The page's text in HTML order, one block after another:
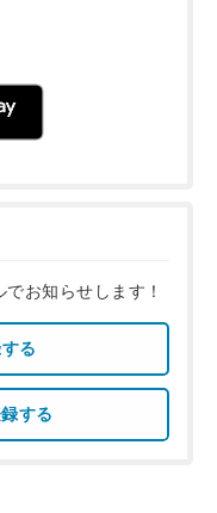
お知らせします！
る
する